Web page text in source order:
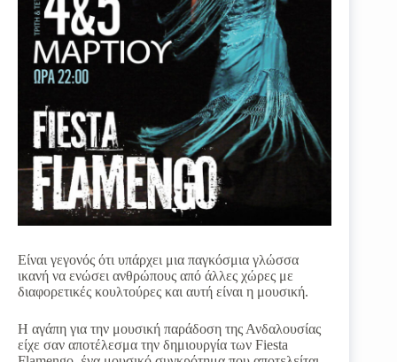
Είναι γεγονός ότι υπάρχει μια παγκόσμια γλώσσα
ικανή να ενώσει ανθρώπους από άλλες χώρες με
διαφορετικές κουλτούρες και αυτή είναι η μουσική.
Η αγάπη για την μουσική παράδοση της Ανδαλουσίας
είχε σαν αποτέλεσμα την δημιουργία των Fiesta